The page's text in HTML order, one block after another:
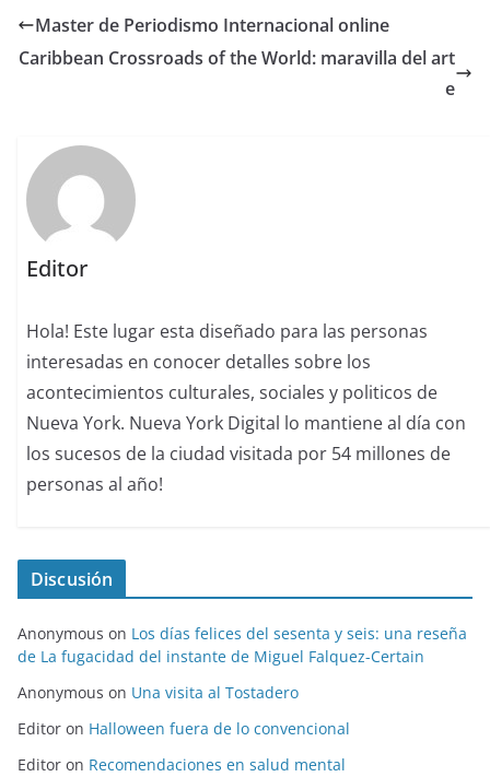
Master de Periodismo Internacional online
Caribbean Crossroads of the World: maravilla del art
e
Editor
Hola! Este lugar esta diseñado para las personas
interesadas en conocer detalles sobre los
acontecimientos culturales, sociales y politicos de
Nueva York. Nueva York Digital lo mantiene al día con
los sucesos de la ciudad visitada por 54 millones de
personas al año!
Discusión
Anonymous on Los días felices del sesenta y seis: una reseña
de La fugacidad del instante de Miguel Falquez-Certain
Anonymous on Una visita al Tostadero
Editor on Halloween fuera de lo convencional
Editor on Recomendaciones en salud mental